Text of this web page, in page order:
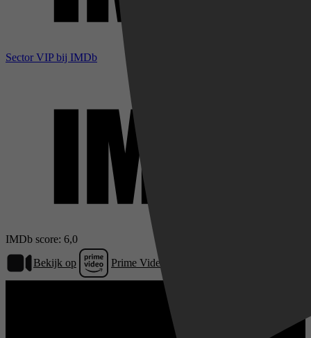
Sector VIP bij IMDb
IMDb score: 6,0
Bekijk op
Prime Video